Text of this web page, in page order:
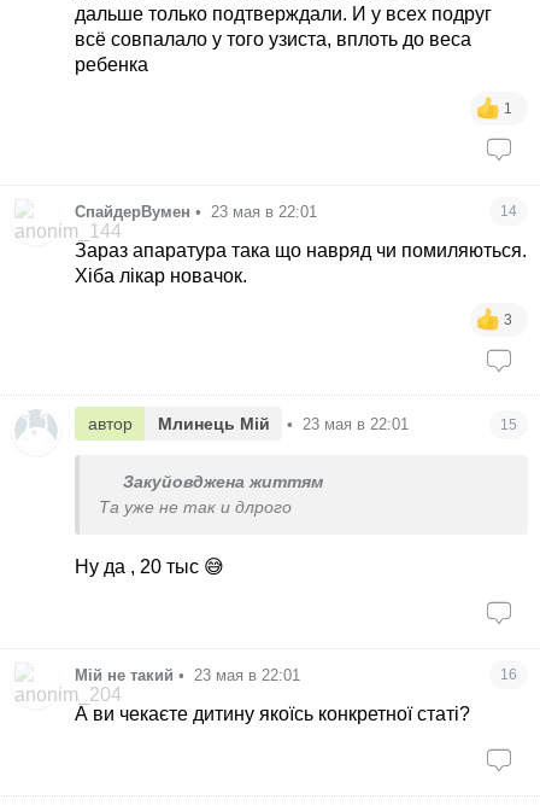
дальше только подтверждали. И у всех подруг
всё совпалало у того узиста, вплоть до веса
ребенка
1
СпайдерВумен • 23 мая в 22:01 14
Зараз апаратура така що навряд чи помиляються.
Хіба лікар новачок.
3
автор Млинець Мій • 23 мая в 22:01 15
Закуйовджена життям
Та уже не так и длрого
Ну да , 20 тыс 😅
Мій не такий • 23 мая в 22:01 16
А ви чекаєте дитину якоїсь конкретної статі?